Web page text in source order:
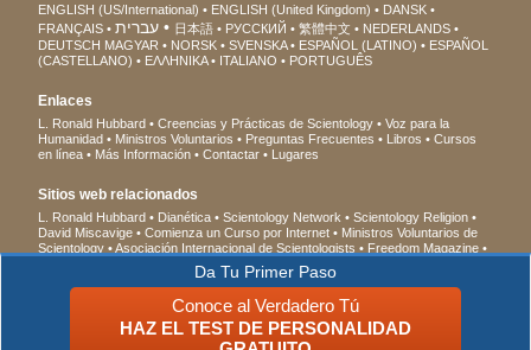
Da Tu Primer Paso
Conoce al Verdadero Tú
HAZ EL TEST DE PERSONALIDAD
ENGLISH (US/International) ENGLISH (United Kingdom)
DANSK
FRANÇAIS
עברית 日本語 РУССКИЙ 繁體中文
NEDERLANDS
DEUTSCH MAGYAR NORSK SVENSKA ESPAÑOL (LATINO)
ESPAÑOL
(CASTELLANO)
ΕΛΛΗΝΙΚA ITALIANO PORTUGUÊS
Enlaces
L. Ronald Hubbard Creencias y Prácticas de Scientology
Voz para la
Humanidad
Ministros Voluntarios Preguntas Frecuentes Libros
Cursos
en línea
Más Información Contactar Lugares
Sitios web relacionados
L. Ronald Hubbard Dianética Scientology Network
Scientology Religion
David Miscavige
Comienza un Curso por Internet
Ministros Voluntarios de
Scientology
Asociación Internacional de Scientologists
Freedom Magazine
En Apoyo de Un Mundo Sin Drogas
Jóvenes por los Derechos Humanos
Ciudadanos por los Derechos Humanos
© 2026 Iglesia de Scientology Internacional. Todos los derechos reservados.